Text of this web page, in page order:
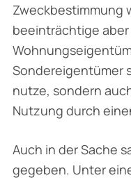
Zweckbestimmung
beeinträchtige
Sondereigen­tümer
nutze, sondern
Nutzung durch
Auch in der Sache
gegeben. Unter